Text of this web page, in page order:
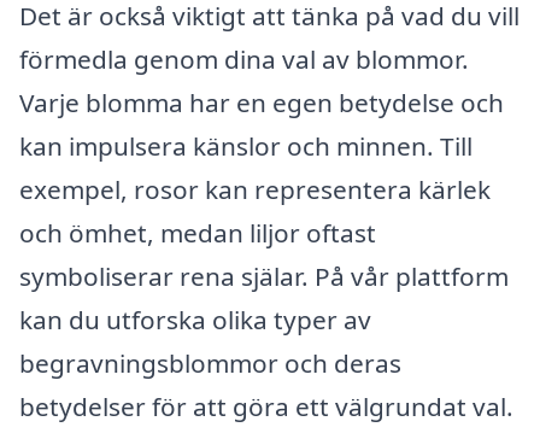
Det är också viktigt att tänka på vad du vill
förmedla genom dina val av blommor.
Varje blomma har en egen betydelse och
kan impulsera känslor och minnen. Till
exempel, rosor kan representera kärlek
och ömhet, medan liljor oftast
symboliserar rena själar. På vår plattform
kan du utforska olika typer av
begravningsblommor och deras
betydelser för att göra ett välgrundat val.